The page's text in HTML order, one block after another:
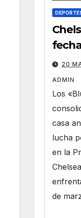
20
ADMIN
Los
casa
lucha
en la
de